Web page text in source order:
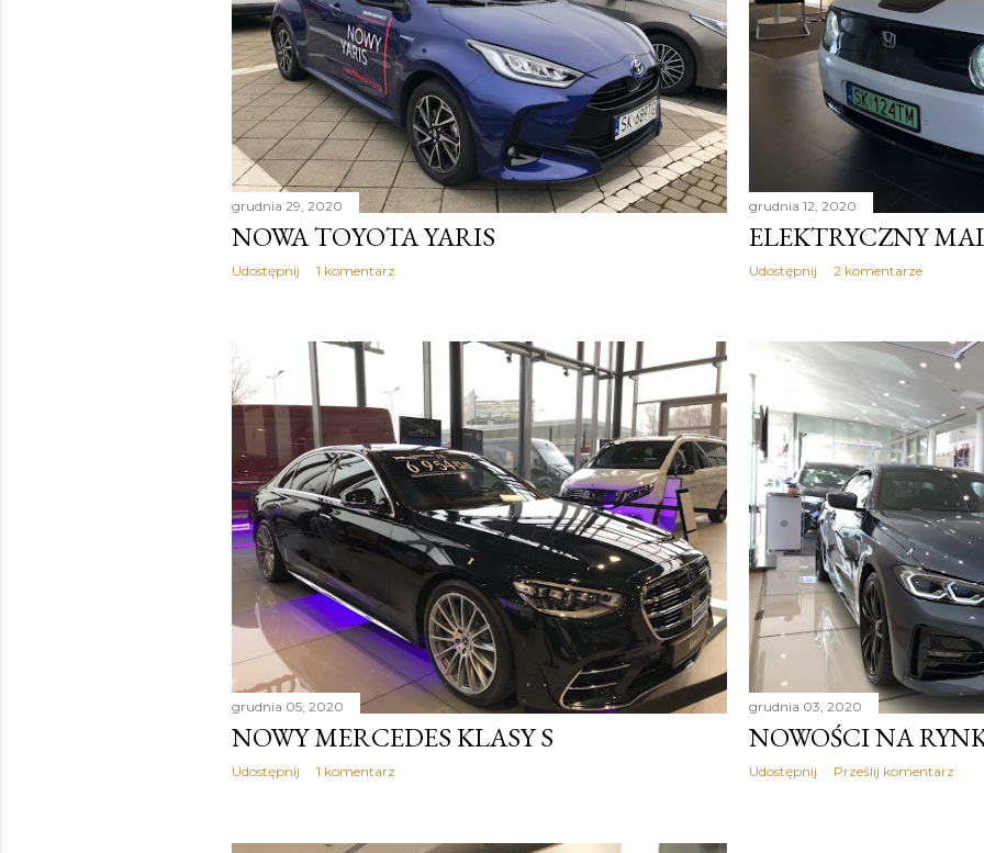
grudnia 29, 2020
NOWA TOYOTA YARIS
Udostępnij 1 komentarz
grudnia 12, 2020
ELEKTRYCZNY
Udostępnij 2 komentarze
grudnia 05, 2020
NOWY MERCEDES KLASY S
Udostępnij 1 komentarz
grudnia 03, 2020
NOWOŚCI NA
Udostępnij Prześlij komentarz